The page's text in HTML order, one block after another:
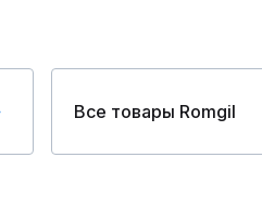
Все товары Romgil